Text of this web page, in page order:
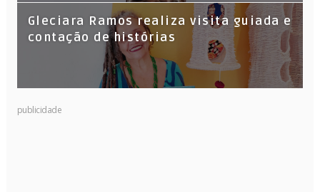
Gleciara Ramos realiza visita guiada e
contação de histórias
publicidade